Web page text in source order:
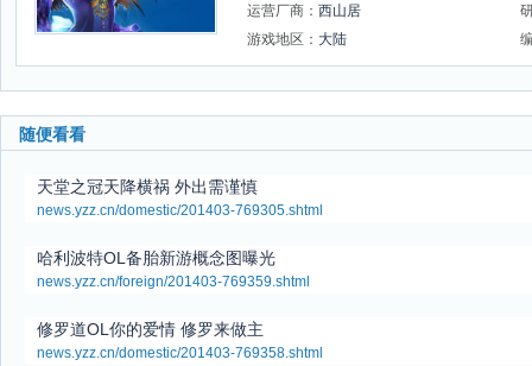
运营厂商： 西山居
游戏地区： 大陆
随便看看
天堂之冠天降横祸 外出需谨慎
news.yzz.cn/domestic/201403-769305.shtml
哈利波特OL备胎新游概念图曝光
news.yzz.cn/foreign/201403-769359.shtml
修罗道OL你的爱情 修罗来做主
news.yzz.cn/domestic/201403-769358.shtml